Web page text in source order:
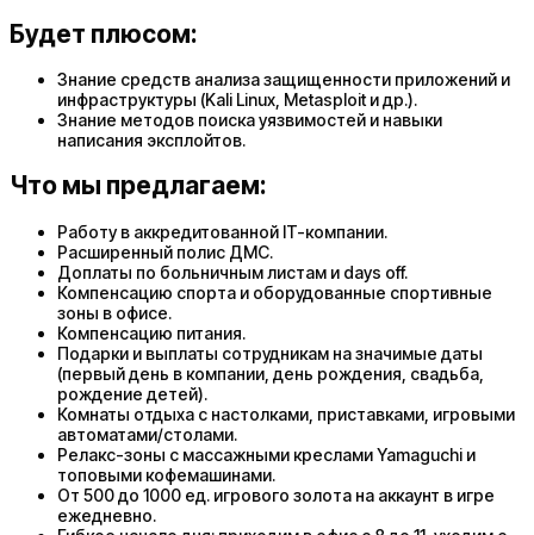
Будет плюсом:
Знание средств анализа защищенности приложений и
инфраструктуры (Kali Linux, Metasploit и др.).
Знание методов поиска уязвимостей и навыки
написания эксплойтов.
Что мы предлагаем:
Работу в аккредитованной IT-компании.
Расширенный полис ДМС.
Доплаты по больничным листам и days off.
Компенсацию спорта и оборудованные спортивные
зоны в офисе.
Компенсацию питания.
Подарки и выплаты сотрудникам на значимые даты
(первый день в компании, день рождения, свадьба,
рождение детей).
Комнаты отдыха с настолками, приставками, игровыми
автоматами/столами.
Релакс-зоны с массажными креслами Yamaguchi и
топовыми кофемашинами.
От 500 до 1000 ед. игрового золота на аккаунт в игре
ежедневно.